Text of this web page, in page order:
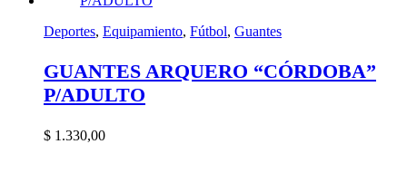
Deportes, Equipamiento, Fútbol, Guantes
GUANTES ARQUERO “CÓRDOBA”
P/ADULTO
$ 1.330,00